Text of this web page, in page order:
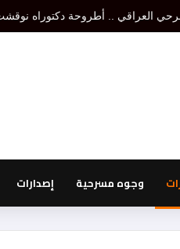
إقصاء لتنظير أو تنظيرات أخرى، أما
وجوه مسرحية إصدارات